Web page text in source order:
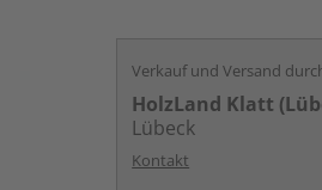
Verkauf und Versand
HolzLand Klatt
Lübeck
Kontakt